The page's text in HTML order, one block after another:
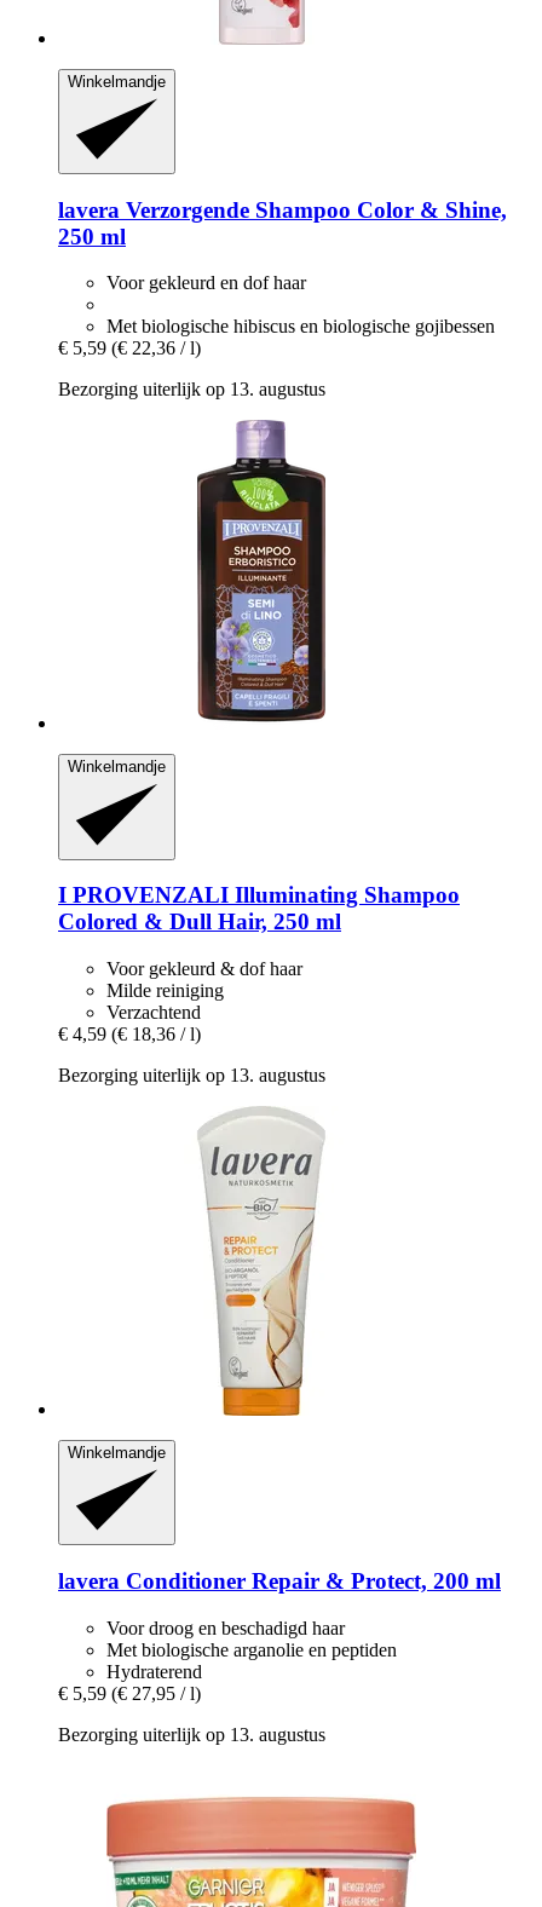
Winkelmandje
lavera Verzorgende Shampoo Color & Shine,
250 ml
Voor gekleurd en dof haar
Met biologische hibiscus en biologische gojibessen
€ 5,59 (€ 22,36 / l)
Bezorging uiterlijk op 13. augustus
Winkelmandje
I PROVENZALI Illuminating Shampoo
Colored & Dull Hair, 250 ml
Voor gekleurd & dof haar
Milde reiniging
Verzachtend
€ 4,59 (€ 18,36 / l)
Bezorging uiterlijk op 13. augustus
Winkelmandje
lavera Conditioner Repair & Protect, 200 ml
Voor droog en beschadigd haar
Met biologische arganolie en peptiden
Hydraterend
€ 5,59 (€ 27,95 / l)
Bezorging uiterlijk op 13. augustus